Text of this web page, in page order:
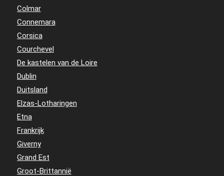
Colmar
Connemara
Corsica
Courchevel
De kastelen van de Loire
Dublin
Duitsland
Elzas-Lotharingen
Etna
Frankrijk
Giverny
Grand Est
Groot-Brittannië